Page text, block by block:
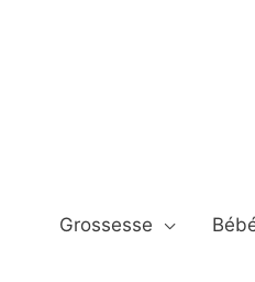
Grossesse